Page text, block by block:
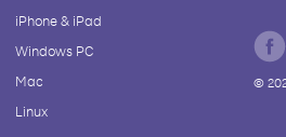
iPhone & iPad
Windows PC
Mac
Linux
©